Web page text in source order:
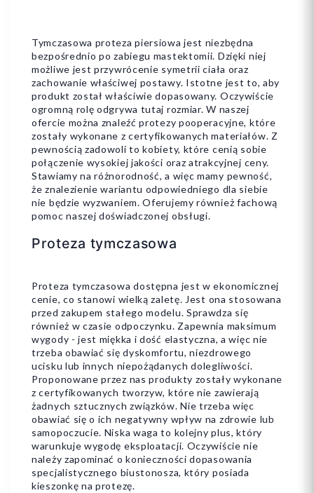
Tymczasowa proteza piersiowa jest niezbędna
bezpośrednio po zabiegu mastektomii. Dzięki niej
możliwe jest przywrócenie symetrii ciała oraz
zachowanie właściwej postawy. Istotne jest to, aby
produkt został właściwie dopasowany. Oczywiście
ogromną rolę odgrywa tutaj rozmiar. W naszej
ofercie można znaleźć protezy pooperacyjne, które
zostały wykonane z certyfikowanych materiałów. Z
pewnością zadowoli to kobiety, które cenią sobie
połączenie wysokiej jakości oraz atrakcyjnej ceny.
Stawiamy na różnorodność, a więc mamy pewność,
że znalezienie wariantu odpowiedniego dla siebie
nie będzie wyzwaniem. Oferujemy również fachową
pomoc naszej doświadczonej obsługi.
Proteza tymczasowa
Proteza tymczasowa dostępna jest w ekonomicznej
cenie, co stanowi wielką zaletę. Jest ona stosowana
przed zakupem stałego modelu. Sprawdza się
również w czasie odpoczynku. Zapewnia maksimum
wygody - jest miękka i dość elastyczna, a więc nie
trzeba obawiać się dyskomfortu, niezdrowego
ucisku lub innych niepożądanych dolegliwości.
Proponowane przez nas produkty zostały wykonane
z certyfikowanych tworzyw, które nie zawierają
żadnych sztucznych związków. Nie trzeba więc
obawiać się o ich negatywny wpływ na zdrowie lub
samopoczucie. Niska waga to kolejny plus, który
warunkuje wygodę eksploatacji. Oczywiście nie
należy zapominać o konieczności dopasowania
specjalistycznego biustonosza, który posiada
kieszonkę na protezę.
3 4
5
6
7 +5
Dodaj do koszyka
1/2 3/4
7/8
9/10
Dodaj do koszyka